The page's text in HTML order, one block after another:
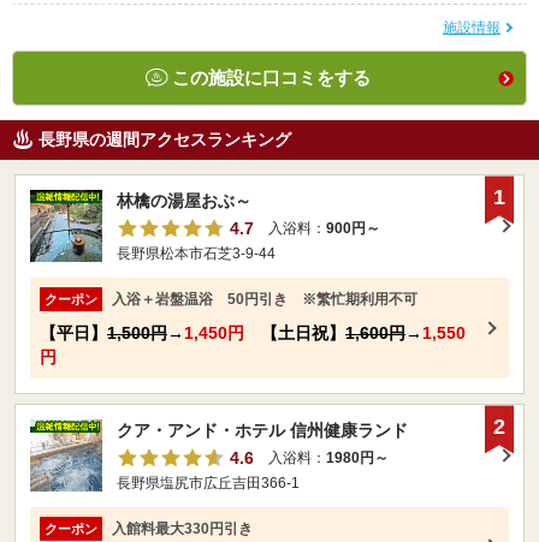
施設情報
この施設に口コミをする
長野県の週間アクセスランキング
林檎の湯屋おぶ～
4.7
入浴料： 900円～
長野県松本市石芝3-9-44
クーポン 入浴＋岩盤温浴 50円引き ※繁忙期利用不可
【平日】 1,500円→ 1,450円 【土日祝】 1,600円→ 1,550
円
1
クア・アンド・ホテル 信州健康ランド
4.6
入浴料： 1980円～
長野県塩尻市広丘吉田366-1
クーポン 入館料最大330円引き
2